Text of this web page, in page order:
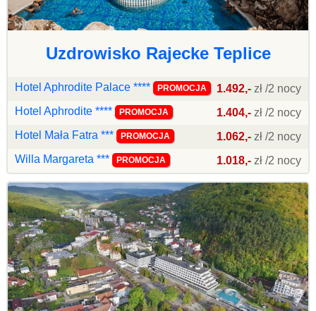
Uzdrowisko Rajecke Teplice
Hotel Aphrodite Palace **** PROMOCJA 1.492,- zł /2 nocy
Hotel Aphrodite ****
PROMOCJA 1.404,- zł /2 nocy
Hotel Mała Fatra ***
PROMOCJA 1.062,- zł /2 nocy
Willa Margareta ***
PROMOCJA 1.018,- zł /2 nocy